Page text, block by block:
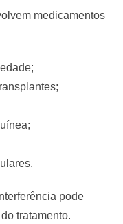
medicamentos
pode
tratamento.